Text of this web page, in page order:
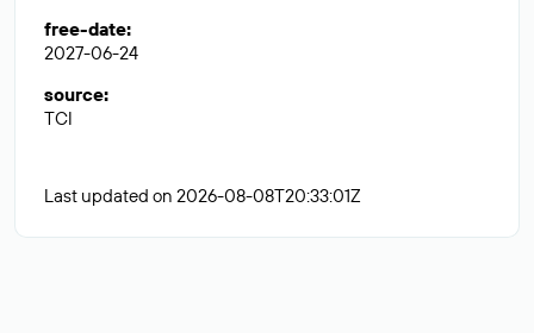
free-date:
2027-06-24
source:
TCI
Last updated on 2026-08-08T20:33:01Z